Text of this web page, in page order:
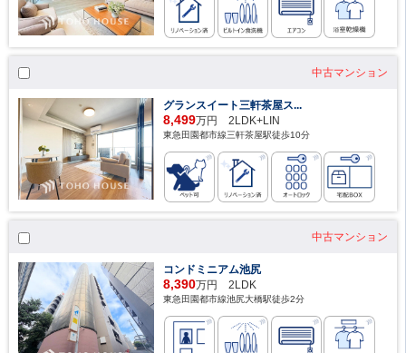
中古マンション
グランスイート三軒茶屋ス...
8,499万円 2LDK+LIN
東急田園都市線三軒茶屋駅徒歩10分
中古マンション
コンドミニアム池尻
8,390万円 2LDK
東急田園都市線池尻大橋駅徒歩2分